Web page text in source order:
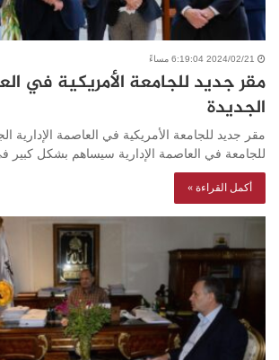
2024/02/21 6:19:04 مساءً
مقر جديد للجامعة الأمريكية في
الجديدة
مقر جديد للجامعة الأمريكية في العاصمة الإدارية
للجامعة في العاصمة الإدارية سيساهم بشكل كبير
أكمل القراءة »